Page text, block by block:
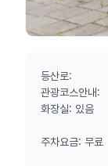
등산로:
관광코스안내:
화장실: 있음
주차요금: 무료